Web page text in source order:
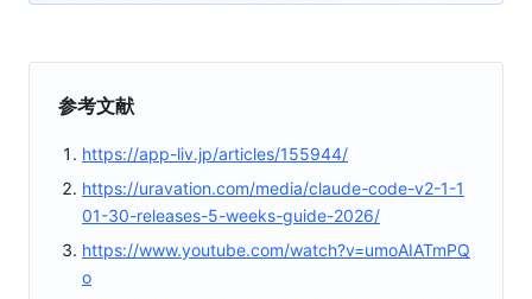
参考文献
https://app-liv.jp/articles/155944/
https://uravation.com/media/claude-code-v2-1-1
01-30-releases-5-weeks-guide-2026/
https://www.youtube.com/watch?v=umoAIATmPQ
o